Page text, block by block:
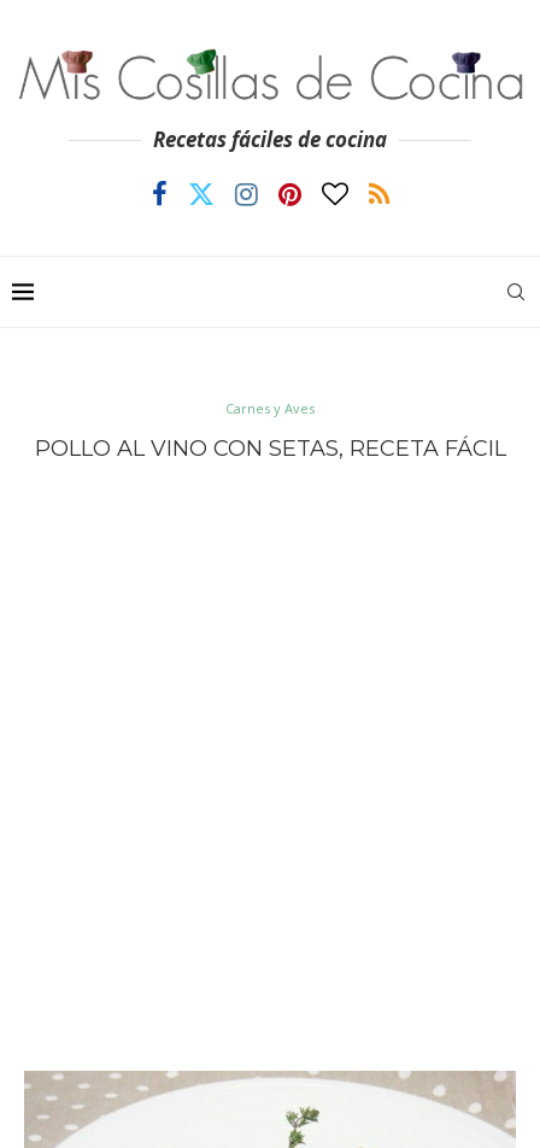
Recetas fáciles de cocina
Carnes y Aves
POLLO AL VINO CON SETAS, RECETA FÁCIL